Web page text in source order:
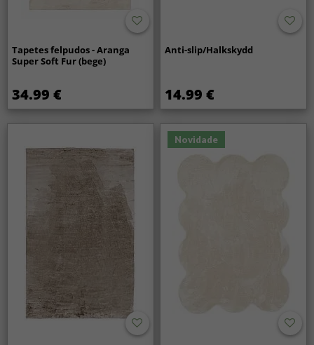
Tapetes felpudos - Aranga
Super Soft Fur (bege)
34.99 €
Anti-slip/Halkskydd
14.99 €
Novidade